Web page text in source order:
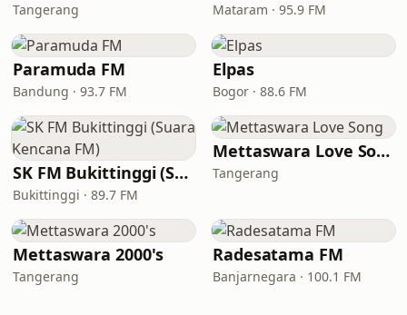
Tangerang Mataram · 95.9 FM
Paramuda FM
Bandung · 93.7 FM
Elpas
Bogor · 88.6 FM
SK FM Bukittinggi (Suara Kencana FM)
Bukittinggi · 89.7 FM
Mettaswara Love Song
Tangerang
Mettaswara 2000's
Tangerang
Radesatama FM
Banjarnegara · 100.1 FM